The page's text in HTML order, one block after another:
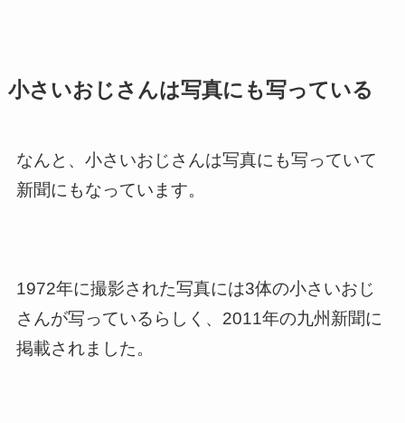
小さいおじさんは写真にも写っている
なんと、小さいおじさんは写真にも写っていて
新聞にもなっています。
1972年に撮影された写真には3体の小さいおじ
さんが写っているらしく、2011年の九州新聞に
掲載されました。